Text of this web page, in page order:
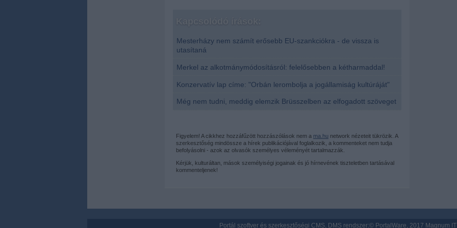
Kapcsolódó írások:
Mesterházy nem számít erősebb EU-szankciókra - de vissza is
utasítaná
Merkel az alkotmánymódosításról: felelősebben a kétharmaddal!
Konzervatív lap címe: "Orbán lerombolja a jogállamiság kultúráját"
Még nem tudni, meddig elemzik Brüsszelben az elfogadott szöveget
Figyelem! A cikkhez hozzáfűzött hozzászólások nem a ma.hu network nézeteit tükrözik. A
szerkesztőség mindössze a hírek publikációjával foglalkozik, a kommenteket nem tudja
befolyásolni - azok az olvasók személyes véleményét tartalmazzák.
Kérjük, kulturáltan, mások személyiségi jogainak és jó hírnevének tiszteletben tartásával
kommenteljenek!
Portál szoftver és szerkesztőségi CMS, DMS rendszer:© PortalWare, 2017 Magnum IT